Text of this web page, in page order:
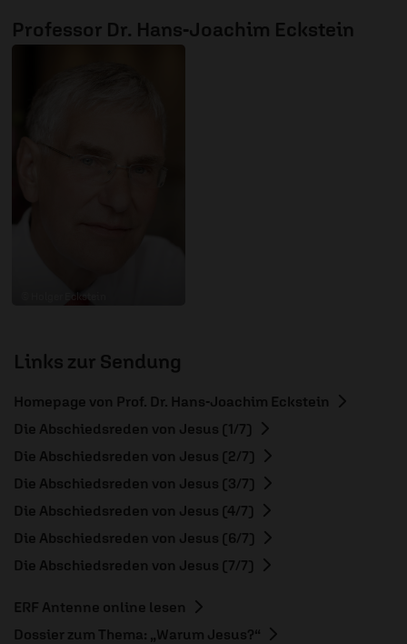
Professor Dr. Hans-Joachim Eckstein
© Holger Eckstein
Links zur Sendung
Homepage von Prof. Dr. Hans-Joachim Eckstein
Die Abschiedsreden von Jesus (1/7)
Die Abschiedsreden von Jesus (2/7)
Die Abschiedsreden von Jesus (3/7)
Die Abschiedsreden von Jesus (4/7)
Die Abschiedsreden von Jesus (6/7)
Die Abschiedsreden von Jesus (7/7)
ERF Antenne online lesen
Dossier zum Thema: „Warum Jesus?“